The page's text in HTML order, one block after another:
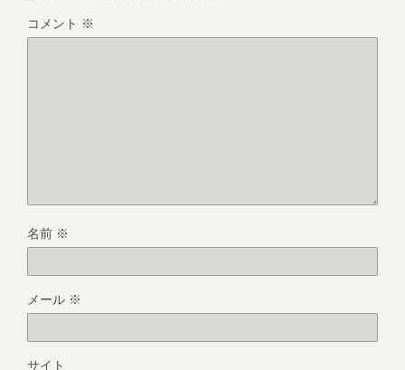
コメント ※
名前 ※
メール ※
サイト